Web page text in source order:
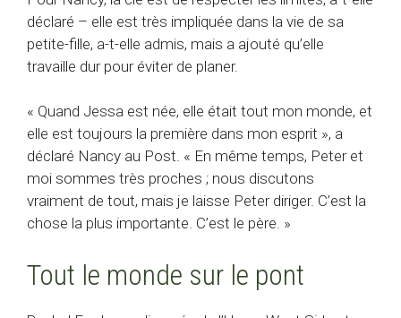
déclaré – elle est très impliquée dans la vie de sa
petite-fille, a-t-elle admis, mais a ajouté qu’elle
travaille dur pour éviter de planer.
« Quand Jessa est née, elle était tout mon monde, et
elle est toujours la première dans mon esprit », a
déclaré Nancy au Post. « En même temps, Peter et
moi sommes très proches ; nous discutons
vraiment de tout, mais je laisse Peter diriger. C’est la
chose la plus importante. C’est le père. »
Tout le monde sur le pont